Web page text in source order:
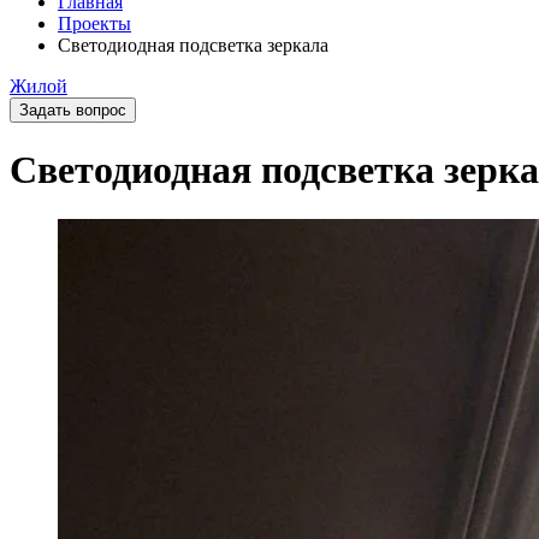
Проекты
Светодиодная подсветка зеркала
Жилой
Задать вопрос
Светодиодная подсветка